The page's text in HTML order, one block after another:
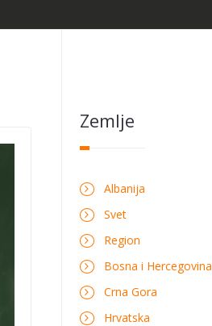
Zemlje
Albanija
Svet
Region
Bosna i Hercegovina
Crna Gora
Hrvatska